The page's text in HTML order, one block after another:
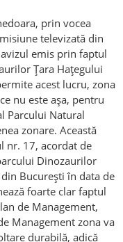
prin vocea
televizată din
emis prin faptul
Țara Hațegului
acest lucru, zona
nu este așa, pentru
Parcului Natural
zonare. Această
nr. 17, acordat de
Dinozaurilor
București în data de
foarte clar faptul
de Management,
Management zona va
durabilă, adică